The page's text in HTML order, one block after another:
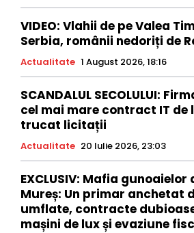
VIDEO: Vlahii de pe Valea
Serbia, românii nedoriți de
Actualitate 1 August 2026, 18:16
SCANDALUL SECOLULUI:
cel mai mare contract IT de
trucat licitații
Actualitate 20 Iulie 2026, 23:03
EXCLUSIV: Mafia gunoaielor
Mureș: Un primar anchetat
umflate, contracte
mașini de lux și evaziune